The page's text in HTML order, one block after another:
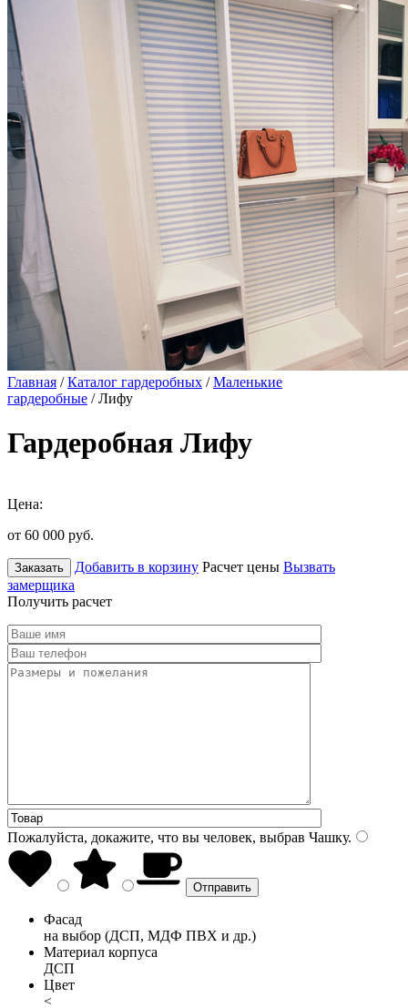
Главная /Каталог гардеробных /Маленькие
гардеробные / Лифу
Гардеробная Лифу
Цена:
от 60 000 руб.
Заказать Добавить в корзину Расчет цены Вызвать
замерщика
Получить расчет
Пожалуйста, докажите, что вы человек, выбрав Чашку.
Фасад
на выбор (ДСП, МДФ ПВХ и др.)
Материал корпуса
ДСП
Цвет
<